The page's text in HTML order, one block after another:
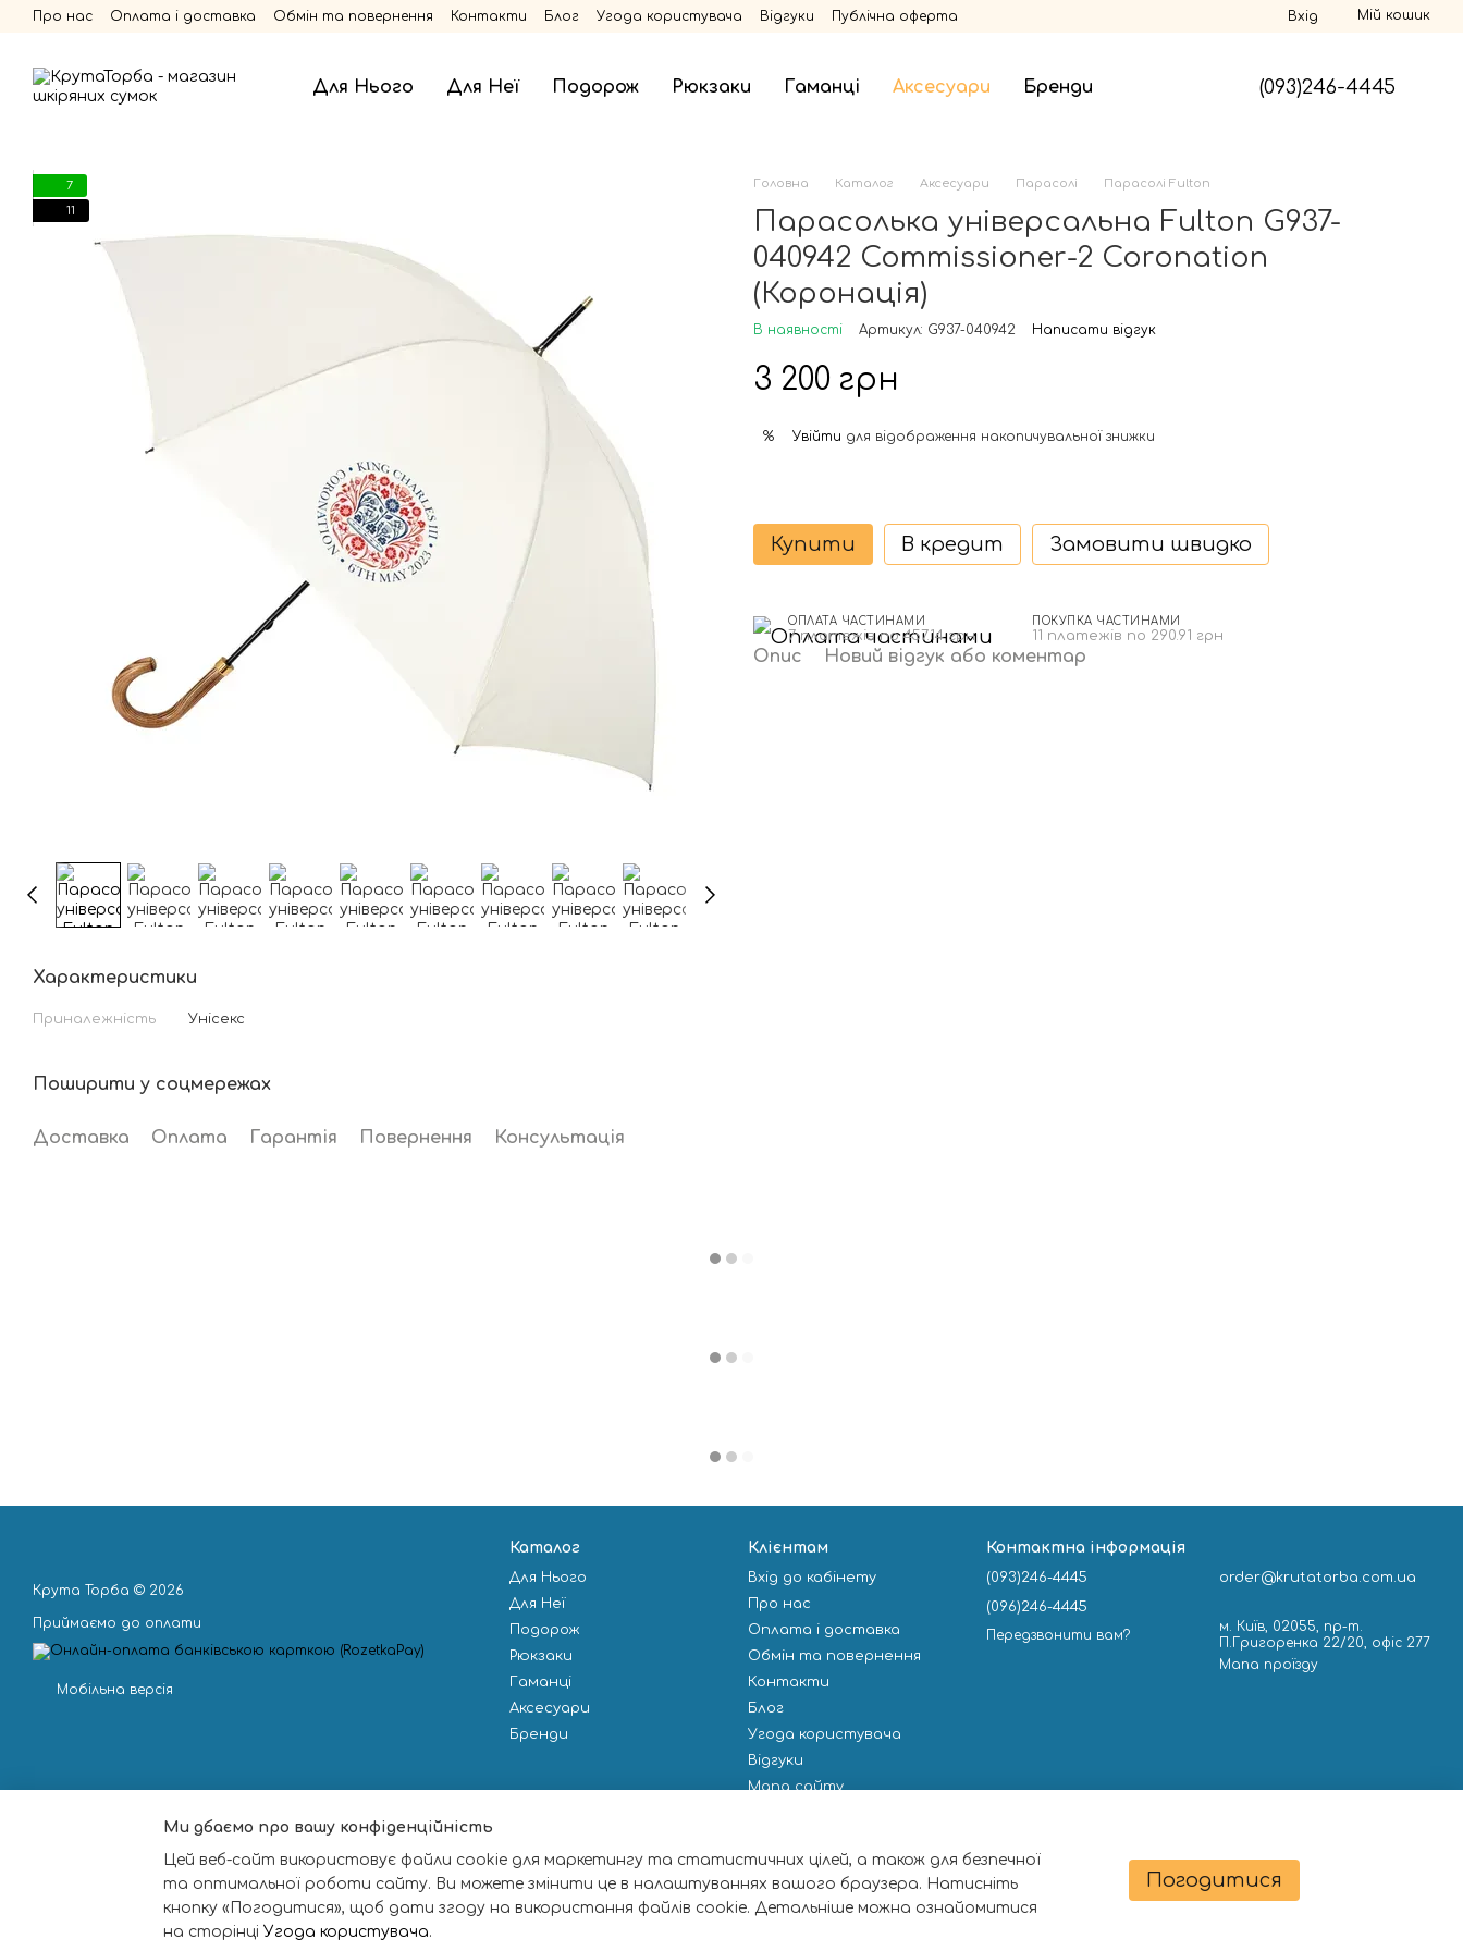
Перейти до основного контенту
Про нас Оплата і доставка Обмін та повернення Контакти Блог Угода користувача Відгуки Публічна оферта Вхід Мій кошик
Для Нього Для Неї Подорож Рюкзаки Гаманці Аксесуари Бренди (093)246-4445
7
11
Характеристики
Приналежність Унісекс
Поширити у соцмережах
Доставка Оплата Гарантія Повернення Консультація
Головна Каталог Аксесуари Парасолі Парасолі Fulton
Парасолька універсальна Fulton G937-
040942 Commissioner-2 Coronation
(Коронація)
В наявності Артикул: G937-040942 Написати відгук
3 200 грн
% Увійти для відображення накопичувальної знижки
Купити В кредит Замовити швидко
ОПЛАТА ЧАСТИНАМИ
7 платежів по 457.14 грн
ПОКУПКА ЧАСТИНАМИ
11 платежів по 290.91 грн
Опис Новий відгук або коментар
Крута Торба © 2026
Приймаємо до оплати
Мобільна версія
Каталог
Для Нього
Для Неї
Подорож
Рюкзаки
Гаманці
Аксесуари
Бренди
Клієнтам
Вхід до кабінету
Про нас
Оплата і доставка
Обмін та повернення
Контакти
Блог
Угода користувача
Відгуки
Мапа сайту
Ми в соцмережах
Контактна інформація
(093)246-4445
(096)246-4445
Передзвонити вам?
order@krutatorba.com.ua
м. Київ, 02055, пр-т.
П.Григоренка 22/20, офіс 277
Мапа проїзду
Ми дбаємо про вашу конфіденційність
Цей веб-сайт використовує файли cookie для маркетингу та статистичних цілей, а також для безпечної
та оптимальної роботи сайту. Ви можете змінити це в налаштуваннях вашого браузера. Натисніть
кнопку «Погодитися», щоб дати згоду на використання файлів cookie. Детальніше можна ознайомитися
на сторінці Угода користувача.
Погодитися